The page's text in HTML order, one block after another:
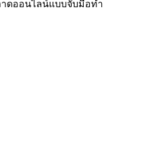
ดออนไลน์แบบจับมือทำ